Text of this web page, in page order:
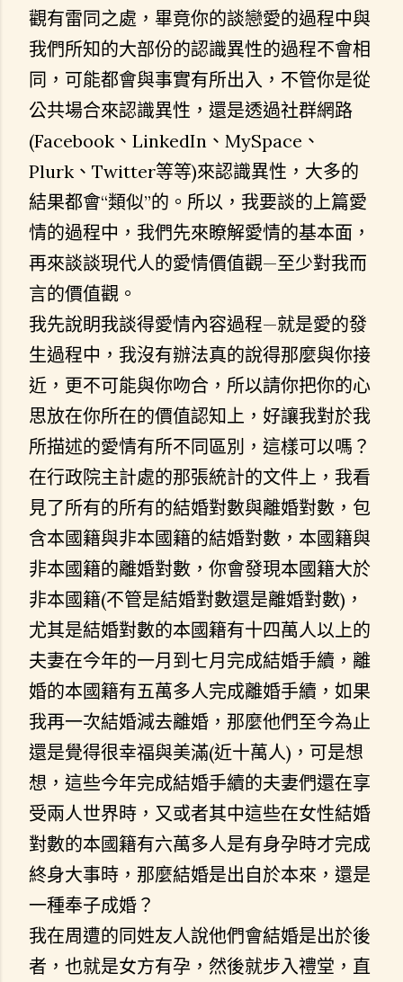
觀有雷同之處，畢竟你的談戀愛的過程中與
我們所知的大部份的認識異性的過程不會相
同，可能都會與事實有所出入，不管你是從
公共場合來認識異性，還是透過社群網路
(Facebook、LinkedIn、MySpace、
Plurk、Twitter等等)來認識異性，大多的
結果都會“類似”的。所以，我要談的上篇愛
情的過程中，我們先來瞭解愛情的基本面，
再來談談現代人的愛情價值觀—至少對我而
言的價值觀。
我先說眀我談得愛情內容過程—就是愛的發
生過程中，我沒有辦法真的說得那麼與你接
近，更不可能與你吻合，所以請你把你的心
思放在你所在的價值認知上，好讓我對於我
所描述的愛情有所不同區別，這樣可以嗎？
在行政院主計處的那張統計的文件上，我看
見了所有的所有的結婚對數與離婚對數，包
含本國籍與非本國籍的結婚對數，本國籍與
非本國籍的離婚對數，你會發現本國籍大於
非本國籍(不管是結婚對數還是離婚對數)，
尤其是結婚對數的本國籍有十四萬人以上的
夫妻在今年的一月到七月完成結婚手續，離
婚的本國籍有五萬多人完成離婚手續，如果
我再一次結婚減去離婚，那麼他們至今為止
還是覺得很幸福與美滿(近十萬人)，可是想
想，這些今年完成結婚手續的夫妻們還在享
受兩人世界時，又或者其中這些在女性結婚
對數的本國籍有六萬多人是有身孕時才完成
終身大事時，那麼結婚是出自於本來，還是
一種奉子成婚？
我在周遭的同姓友人說他們會結婚是出於後
者，也就是女方有孕，然後就步入禮堂，直